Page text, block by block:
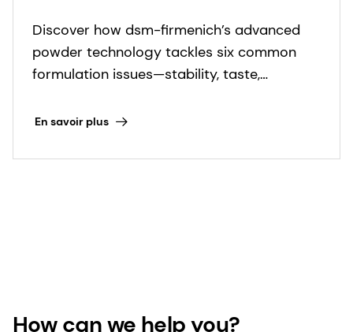
Discover how dsm-firmenich’s advanced
powder technology tackles six common
formulation issues—stability, taste,
performance.
En savoir plus
How can we help you?